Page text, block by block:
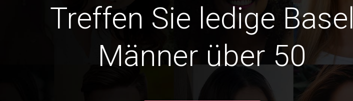
Treffen Sie ledige Basel
Männer über 50